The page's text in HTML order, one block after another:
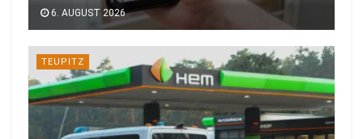
6. AUGUST 2026
TEUPITZ